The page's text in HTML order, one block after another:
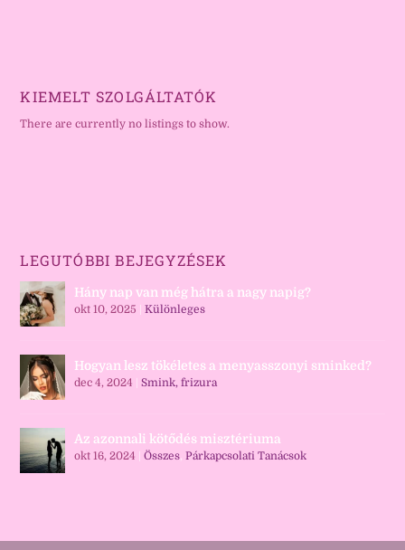
KIEMELT SZOLGÁLTATÓK
There are currently no listings to show.
LEGUTÓBBI BEJEGYZÉSEK
Hány nap van még hátra a nagy napig?
okt 10, 2025 |Különleges
Hogyan lesz tökéletes a menyasszonyi sminked?
dec 4, 2024 |Smink, frizura
Az azonnali kötődés misztériuma
okt 16, 2024 |Összes,Párkapcsolati Tanácsok